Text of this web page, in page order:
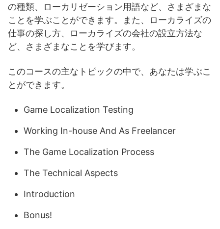
の種類、ローカリゼーション用語など、さまざまな
ことを学ぶことができます。また、ローカライズの
仕事の探し方、ローカライズの会社の設立方法な
ど、さまざまなことを学びます。
このコースの主なトピックの中で、あなたは学ぶこ
とができます。
Game Localization Testing
Working In-house And As Freelancer
The Game Localization Process
The Technical Aspects
Introduction
Bonus!